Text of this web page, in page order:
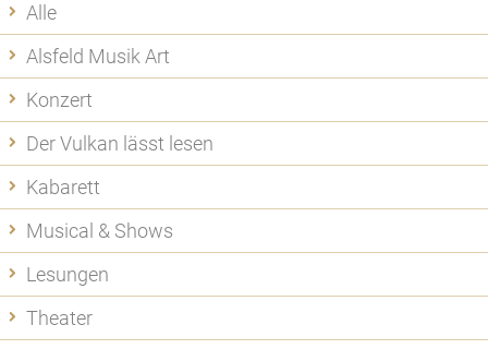
Alle
Alsfeld Musik Art
Konzert
Der Vulkan lässt lesen
Kabarett
Musical & Shows
Lesungen
Theater